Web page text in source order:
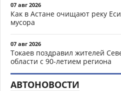
07 авг 2026
Как в Астане очищают реку
мусора
07 авг 2026
Токаев поздравил жителей
области с 90-летием региона
АВТОНОВОСТИ